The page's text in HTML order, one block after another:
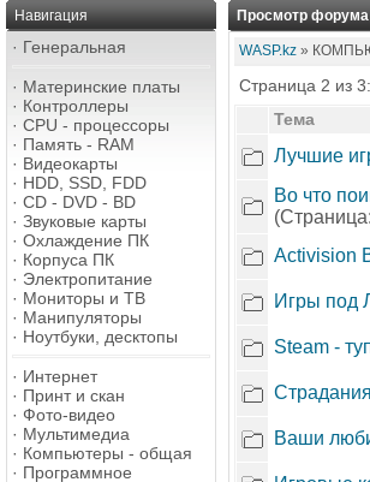
Навигация
· Генеральная
· Материнские платы
· Контроллеры
· CPU - процессоры
· Память - RAM
· Видеокарты
· HDD, SSD, FDD
· CD - DVD - BD
· Звуковые карты
· Охлаждение ПК
· Корпуса ПК
· Электропитание
· Мониторы и ТВ
· Манипуляторы
· Ноутбуки, десктопы
· Интернет
· Принт и скан
· Фото-видео
· Мультимедиа
· Компьютеры - общая
· Программное
Просмотр форума
WASP.kz »
Страница 2 из 3:
Тема
Лучшие
Во что
(Страница:
Activision
Игры под
Steam -
Ваши